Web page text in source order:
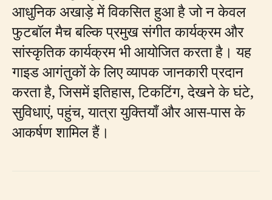
आधुनिक अखाड़े में विकसित हुआ है जो न केवल
फुटबॉल मैच बल्कि प्रमुख संगीत कार्यक्रम और
सांस्कृतिक कार्यक्रम भी आयोजित करता है। यह
गाइड आगंतुकों के लिए व्यापक जानकारी प्रदान
करता है, जिसमें इतिहास, टिकटिंग, देखने के घंटे,
सुविधाएं, पहुंच, यात्रा युक्तियाँ और आस-पास के
आकर्षण शामिल हैं।